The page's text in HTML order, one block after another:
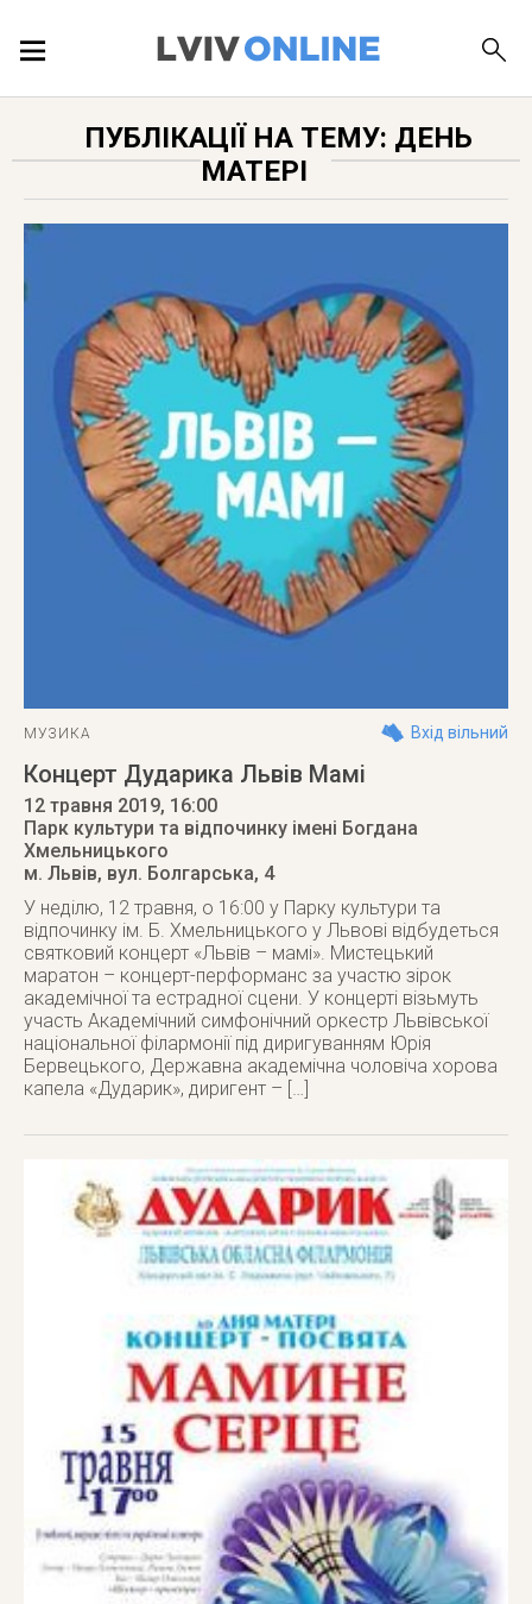
ПУБЛІКАЦІЇ
ДОВІДКА
ПУБЛІКАЦІЇ НА ТЕМУ: ДЕНЬ
МАТЕРІ
МУЗИКА Вхід вільний
Концерт Дударика Львів Мамі
12 травня 2019, 16:00
Парк культури та відпочинку імені Богдана
Хмельницького
м. Львів, вул. Болгарська, 4
У неділю, 12 травня, о 16:00 у Парку культури та
відпочинку ім. Б. Хмельницького у Львові відбудеться
святковий концерт «Львів – мамі». Мистецький
маратон – концерт-перформанс за участю зірок
академічної та естрадної сцени. У концерті візьмуть
участь Академічний симфонічний оркестр Львівської
національної філармонії під диригуванням Юрія
Бервецького, Державна академічна чоловіча хорова
капела «Дударик», диригент – […]